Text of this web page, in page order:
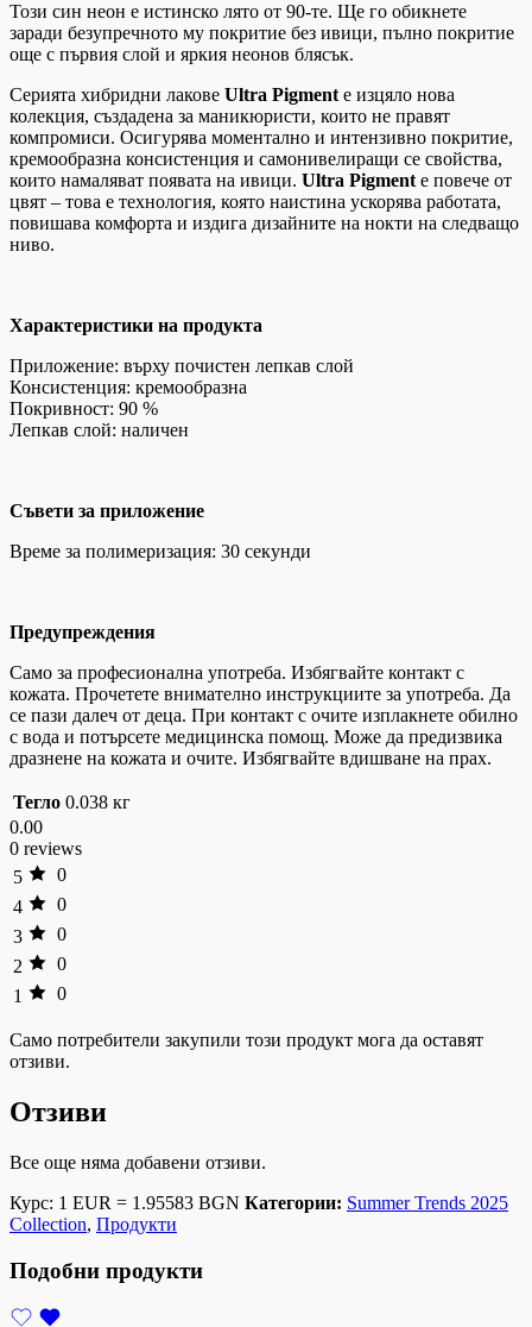
Този син неон е истинско лято от 90-те. Ще го обикнете
заради безупречното му покритие без ивици, пълно покритие
още с първия слой и яркия неонов блясък.
Серията хибридни лакове Ultra Pigment е изцяло нова
колекция, създадена за маникюристи, които не правят
компромиси. Осигурява моментално и интензивно покритие,
кремообразна консистенция и самонивелиращи се свойства,
които намаляват появата на ивици. Ultra Pigment е повече от
цвят – това е технология, която наистина ускорява работата,
повишава комфорта и издига дизайните на нокти на следващо
ниво.
Характеристики на продукта
Приложение: върху почистен лепкав слой
Консистенция: кремообразна
Покривност: 90 %
Лепкав слой: наличен
Съвети за приложение
Време за полимеризация: 30 секунди
Предупреждения
Само за професионална употреба. Избягвайте контакт с
кожата. Прочетете внимателно инструкциите за употреба. Да
се пази далеч от деца. При контакт с очите изплакнете обилно
с вода и потърсете медицинска помощ. Може да предизвика
дразнене на кожата и очите. Избягвайте вдишване на прах.
Тегло 0.038 кг
0.00
0 reviews
5
0
4
0
3
0
2
0
1
0
Само потребители закупили този продукт мога да оставят
отзиви.
Отзиви
Все още няма добавени отзиви.
Курс: 1 EUR = 1.95583 BGN Категории: Summer Trends 2025
Collection, Продукти
Подобни продукти